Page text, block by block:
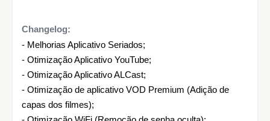
Changelog:
- Melhorias Aplicativo Seriados;
- Otimização Aplicativo YouTube;
- Otimização Aplicativo ALCast;
- Otimização de aplicativo VOD Premium (Adição de
capas dos filmes);